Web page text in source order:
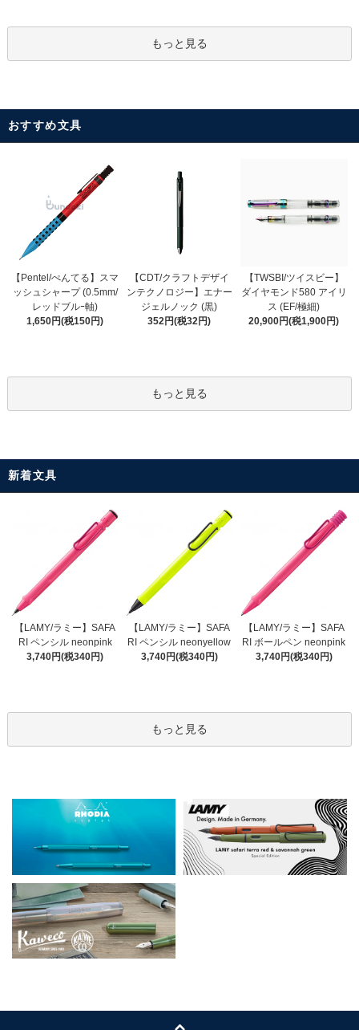
もっと見る
おすすめ文具
【Pentel/ぺんてる】スマ
ッシュシャープ (0.5mm/
レッドブルｰ軸)
1,650円(税150円)
【CDT/クラフトデザイ
ンテクノロジー】エナー
ジェルノック (黒)
352円(税32円)
【TWSBI/ツイスビー】
ダイヤモンド580 アイリ
ス (EF/極細)
20,900円(税1,900円)
もっと見る
新着文具
【LAMY/ラミー】SAFA
RI ペンシル neonpink
3,740円(税340円)
【LAMY/ラミー】SAFA
RI ペンシル neonyellow
3,740円(税340円)
【LAMY/ラミー】SAFA
RI ボールペン neonpink
3,740円(税340円)
もっと見る